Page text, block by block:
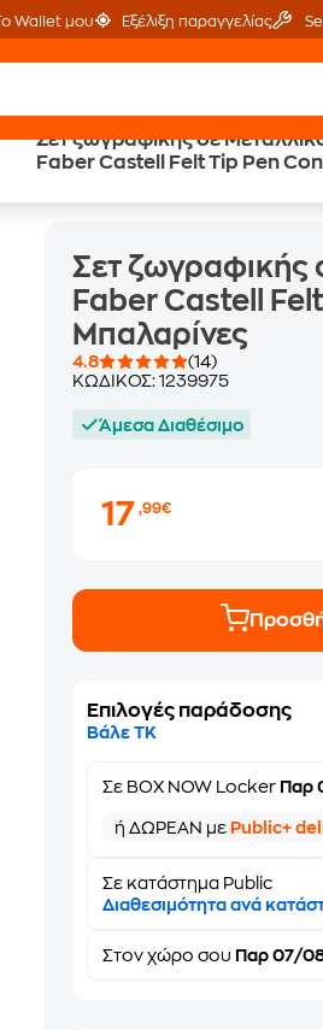
Wallet μου Εξέλιξη παραγγελίας
Σετ ζωγραφικής σε
Faber Castell Felt Tip Pen
Castell Felt Tip Pen Connector Μπαλαρίνες
Σετ ζωγραφικής
Faber Castell
Μπαλαρίνες
4.8
(14)
ΚΩΔΙΚΟΣ:1239975
Άμεσα Διαθέσιμο
17,99€
Επιλογές παράδοσης
Βάλε ΤΚ
Σε BOX NOW Locker Παρ
ή ΔΩΡΕΑΝ με Public+
Σε κατάστημα Public
Διαθεσιμότητα ανά
Στονχώρο σου Παρ 07/